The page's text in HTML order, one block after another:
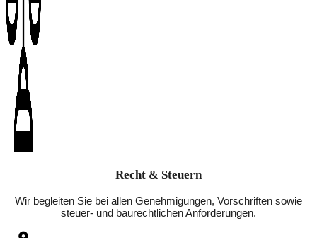
Recht & Steuern
Wir begleiten Sie bei allen Genehmigungen, Vorschriften sowie
steuer- und baurechtlichen Anforderungen.